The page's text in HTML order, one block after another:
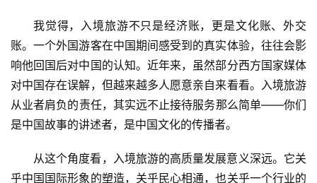
我觉得，入境旅游不只是经济账，更是文化账、外交
账。一个外国游客在中国期间感受到的真实体验，往往会影
响他回国后对中国的认知。近年来，虽然部分西方国家媒体
对中国存在误解，但越来越多人愿意亲自来看看。入境旅游
从业者肩负的责任，其实远不止接待服务那么简单——你们
是中国故事的讲述者，是中国文化的传播者。
从这个角度看，入境旅游的高质量发展意义深远。它关
乎中国国际形象的塑造，关乎民心相通，也关乎一个行业的